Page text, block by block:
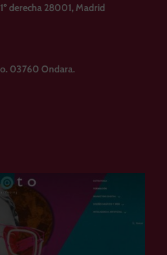
derecha 28001, Madrid
03760 Ondara.